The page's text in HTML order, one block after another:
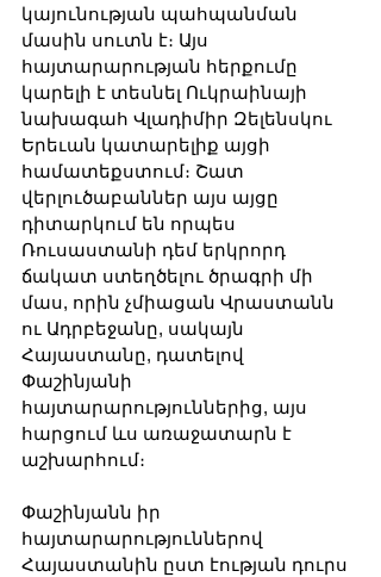
կայունության պահպանման
մասին սուտն է։ Այս
հայտարարության հերքումը
կարելի է տեսնել Ուկրաինայի
նախագահ Վլադիմիր Զելենսկու
Երեւան կատարելիք այցի
համատեքստում։ Շատ
վերլուծաբաններ այս այցը
դիտարկում են որպես
Ռուսաստանի դեմ երկրորդ
ճակատ ստեղծելու ծրագրի մի
մաս, որին չմիացան Վրաստանն
ու Ադրբեջանը, սակայն
Հայաստանը, դատելով
Փաշինյանի
հայտարարություններից, այս
հարցում ևս առաջատարն է
աշխարհում։
Փաշինյանն իր
հայտարարություններով
Հայաստանին ըստ էության դուրս